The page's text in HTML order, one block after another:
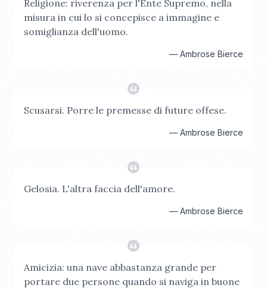
Religione: riverenza per l'Ente Supremo, nella
misura in cui lo si concepisce a immagine e
somiglianza dell'uomo.
— Ambrose Bierce
Scusarsi. Porre le premesse di future offese.
— Ambrose Bierce
Gelosia. L'altra faccia dell'amore.
— Ambrose Bierce
Amicizia: una nave abbastanza grande per
portare due persone quando si naviga in buone